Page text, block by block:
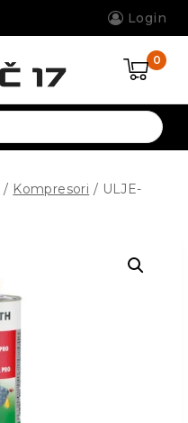
Login
0
/ Kompresori / ULJE-